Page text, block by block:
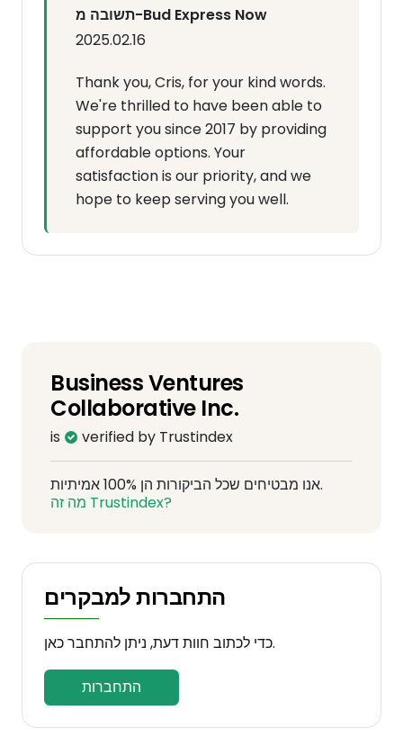
תשובה מ-Bud Express Now
2025.02.16
Thank you, Cris, for your kind words.
We're thrilled to have been able to
support you since 2017 by providing
affordable options. Your
satisfaction is our priority, and we
hope to keep serving you well.
Business Ventures
Collaborative Inc.
is verified by Trustindex
אנו מבטיחים שכל הביקורות הן 100% אמיתיות.
מה זה Trustindex?
התחברות למבקרים
כדי לכתוב חוות דעת, ניתן להתחבר כאן.
התחברות